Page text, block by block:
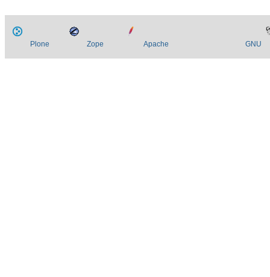
Plone Zope Apache GNU